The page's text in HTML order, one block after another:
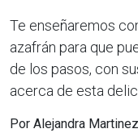
Te enseñaremos
azafrán para que
de los pasos, con
acerca de esta
Por Alejandra